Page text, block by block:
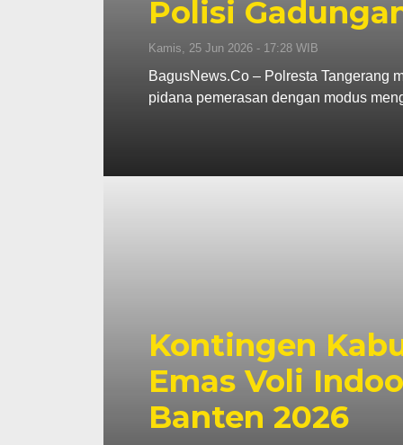
Polisi
Kamis, 25 Jun 2026 - 17:28 WIB
BagusNews.Co – Polresta Tangerang
pidana pemerasan dengan modus
Kontingen
Emas Voli
Banten 2026